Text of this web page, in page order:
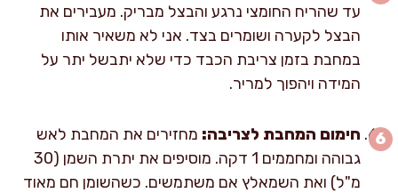
עד שהריח החומצי נרגע והבצל מבריק. מעבירים את
הבצל לקערה ושומרים בצד. אני לא משאיר אותו
במחבת בזמן צריבת הכבד כדי שלא יתבשל יתר על
המידה ויהפוך למריר.
חימום המחבת לצריבה: מחזירים את המחבת לאש
גבוהה ומחממים 1 דקה. מוסיפים את יתרת השמן (30
מ"ל) ואת השמאלץ אם משתמשים. כשהשומן חם מאוד